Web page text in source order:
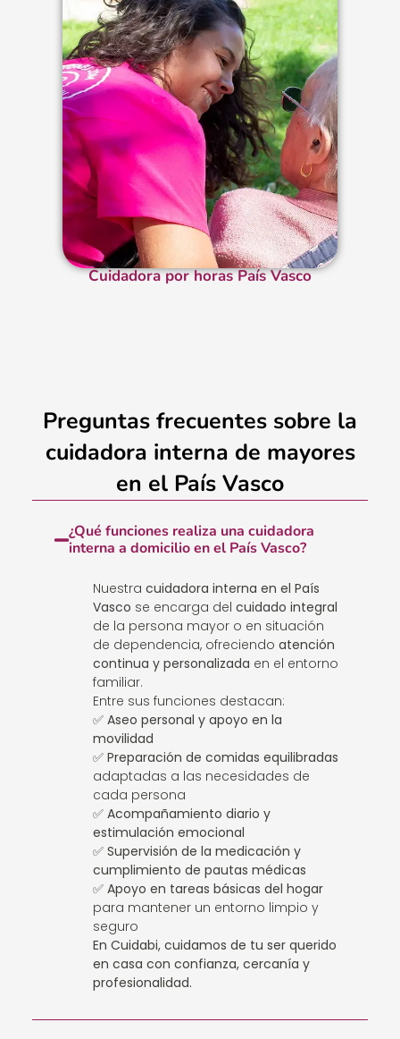
Cuidadora por horas País Vasco
Preguntas frecuentes sobre la
cuidadora interna de mayores
en el País Vasco
¿Qué funciones realiza una cuidadora
interna a domicilio en el País Vasco?
Nuestra cuidadora interna en el País
Vasco se encarga del cuidado integral
de la persona mayor o en situación
de dependencia, ofreciendo atención
continua y personalizada en el entorno
familiar.
Entre sus funciones destacan:
✅ Aseo personal y apoyo en la
movilidad
✅ Preparación de comidas equilibradas
adaptadas a las necesidades de
cada persona
✅ Acompañamiento diario y
estimulación emocional
✅ Supervisión de la medicación y
cumplimiento de pautas médicas
✅ Apoyo en tareas básicas del hogar
para mantener un entorno limpio y
seguro
En Cuidabi, cuidamos de tu ser querido
en casa con confianza, cercanía y
profesionalidad.